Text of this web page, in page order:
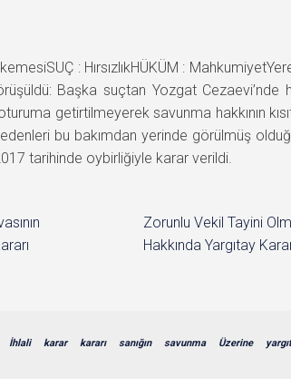
: HırsızlıkHÜKÜM :
Başka suçtan Yozgat
getirtilmeyerek savunma hakkının
bu bakımdan yerinde görülmüş
tarihinde oybirliğiyle karar verildi.
Zorunlu Vekil Tayini
Hakkında Yargıtay
İhlali karar kararı sanığın savunma Üzerine